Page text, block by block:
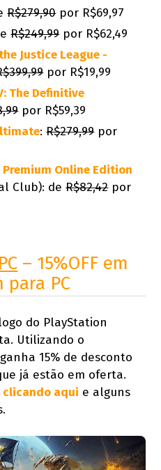
R$279,90por R$69,97
R$249,99por R$62,49
Justice League -
por R$19,99
The Definitive
por R$59,39
:R$279,99por
Online Edition
Club): deR$82,42por
– 15%OFF em
para PC
do PlayStation
Utilizando o
15% de desconto
já estão em oferta.
clicando aqui e alguns